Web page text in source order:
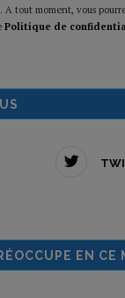
tout moment, vous
Politique de
EN CE